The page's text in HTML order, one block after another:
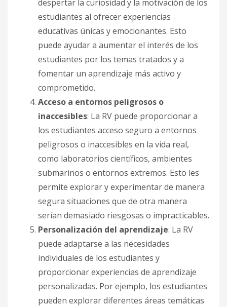
despertar la curiosidad y la motivación de los
estudiantes al ofrecer experiencias
educativas únicas y emocionantes. Esto
puede ayudar a aumentar el interés de los
estudiantes por los temas tratados y a
fomentar un aprendizaje más activo y
comprometido.
Acceso a entornos peligrosos o
inaccesibles: La RV puede proporcionar a
los estudiantes acceso seguro a entornos
peligrosos o inaccesibles en la vida real,
como laboratorios científicos, ambientes
submarinos o entornos extremos. Esto les
permite explorar y experimentar de manera
segura situaciones que de otra manera
serían demasiado riesgosas o impracticables.
Personalización del aprendizaje: La RV
puede adaptarse a las necesidades
individuales de los estudiantes y
proporcionar experiencias de aprendizaje
personalizadas. Por ejemplo, los estudiantes
pueden explorar diferentes áreas temáticas